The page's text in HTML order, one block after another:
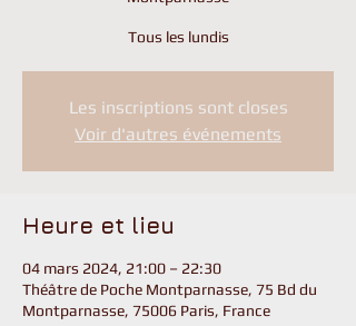
Tous les lundis
Les inscriptions sont closes
Voir d'autres événements
Heure et lieu
04 mars 2024, 21:00 – 22:30
Théâtre de Poche Montparnasse, 75 Bd du
Montparnasse, 75006 Paris, France